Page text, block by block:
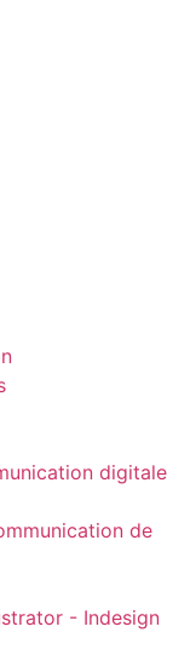
digitale
de
- Indesign